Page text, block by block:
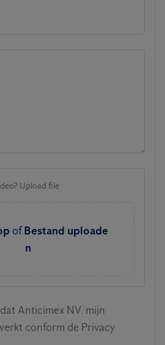
Upload file
of Bestand uploade
n
Anticimex NV. mijn
conform de Privacy